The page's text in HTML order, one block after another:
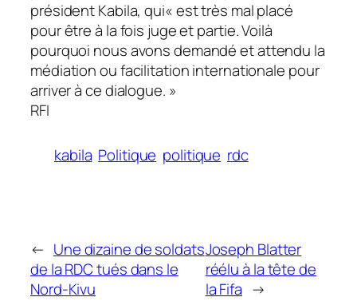
président Kabila, qui«est très mal placé
pour être à la fois juge et partie. Voilà
pourquoi nous avons demandé et attendu la
médiation ou facilitation internationale pour
arriver à ce dialogue. »
RFI
kabila Politique politique rdc
← Une dizaine de soldats
de la RDC tués dans le
Nord-Kivu
Joseph Blatter
réélu à la tête de
la Fifa →